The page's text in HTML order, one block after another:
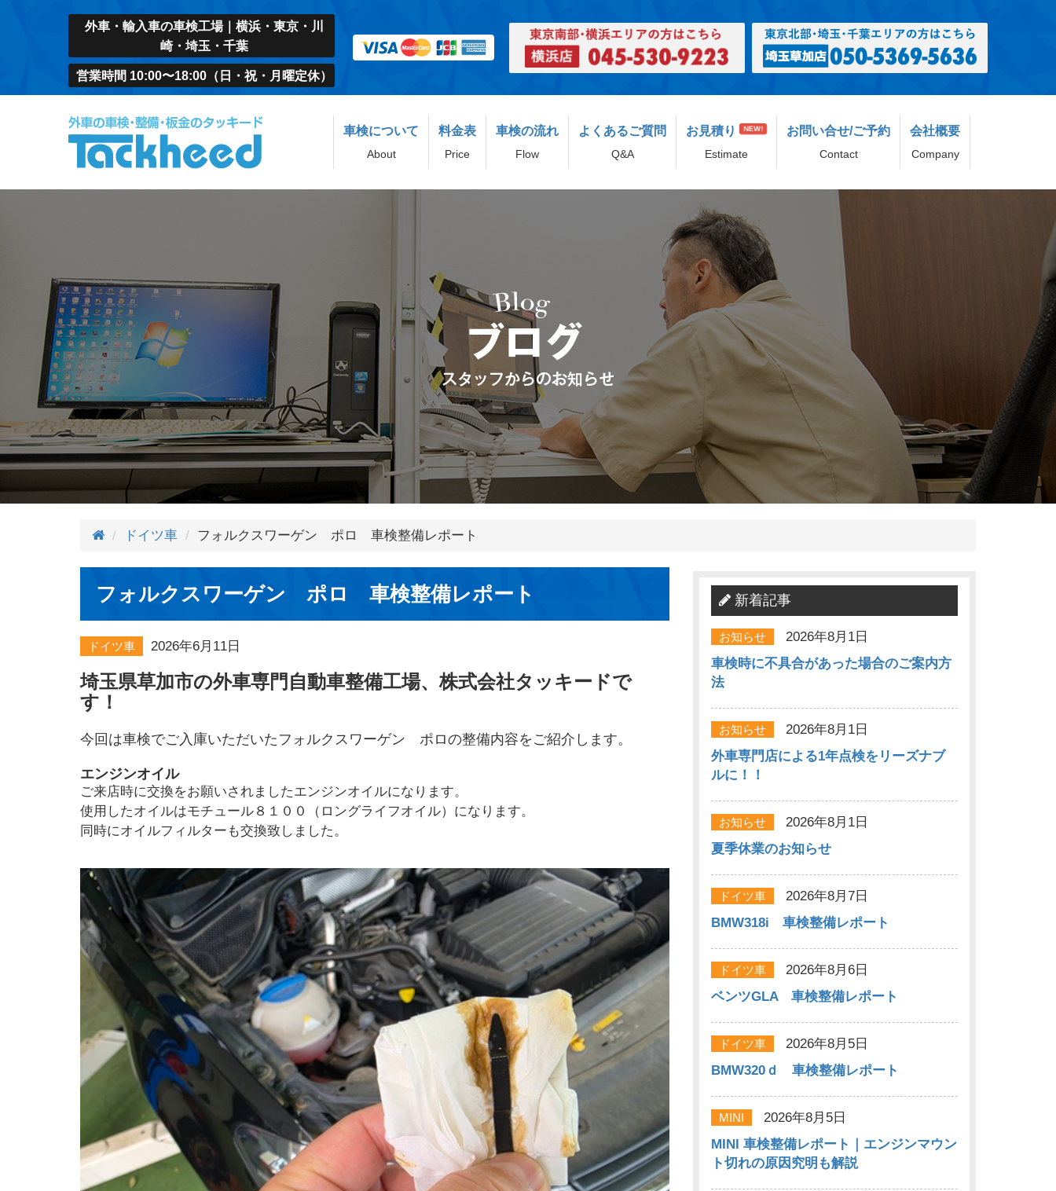
外車・輸入車の車検工場｜横浜・東京・川
崎・埼玉・千葉
営業時間 10:00〜18:00（日・祝・月曜定休）
車検について
About
料金表
Price
車検の流れ
Flow
よくあるご質問
Q&A
お見積り NEW!
Estimate
お問い合せ/ご予約
Contact
会社概要
Company
ドイツ車 フォルクスワーゲン ポロ 車検整備レポート
フォルクスワーゲン ポロ 車検整備レポート
ドイツ車 2026年6月11日
埼玉県草加市の外車専門自動車整備工場、株式会社タッキードで
す！
今回は車検でご入庫いただいたフォルクスワーゲン ポロの整備内容をご紹介します。
エンジンオイル
ご来店時に交換をお願いされましたエンジンオイルになります。
使用したオイルはモチュール８１００（ロングライフオイル）になります。
同時にオイルフィルターも交換致しました。
新着記事
お知らせ
2026年8月1日
車検時に不具合があった場合のご案内方
法
お知らせ
2026年8月1日
外車専門店による1年点検をリーズナブ
ルに！！
お知らせ
2026年8月1日
夏季休業のお知らせ
ドイツ車
2026年8月7日
BMW318i 車検整備レポート
ドイツ車
2026年8月6日
ベンツGLA 車検整備レポート
ドイツ車
2026年8月5日
BMW320ｄ 車検整備レポート
MINI
2026年8月5日
MINI 車検整備レポート｜エンジンマウン
ト切れの原因究明も解説